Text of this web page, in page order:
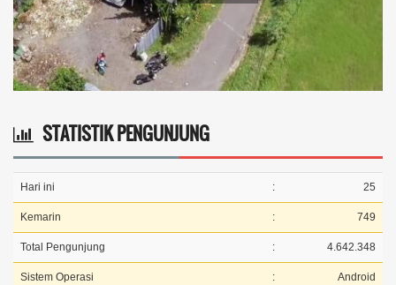
STATISTIK PENGUNJUNG
Hari ini : 25
Kemarin : 749
Total Pengunjung : 4.642.348
Sistem Operasi : Android